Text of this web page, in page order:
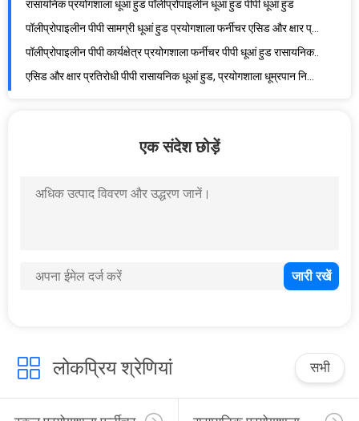
रासायनिक प्रयोगशाला जंग प्रतिरोधी स्टेनलेस स्टील धूआं हुड धूआं हुड
वेंटिलेशन पाइप निकास वैरिएबल एयर वॉल्यूम धूआं हुड स्टील प्रयोगशाला फर्नीचर की
एयर सर्कुलेशन के लिए डेस्कटॉप 850 मिमी प्रयोगशाला फ़्यूम हूड
सभी स्टील 30W प्रकाश डेस्कटॉप धूआं हुड जंग प्रतिरोधी
रसायन विज्ञान प्रयोगशाला के लिए पॉलीप्रोपाइलीन प्लास्टिक धूआं हुड ISO14001
एक संदेश छोड़ें
लोकप्रिय श्रेणियां सभी